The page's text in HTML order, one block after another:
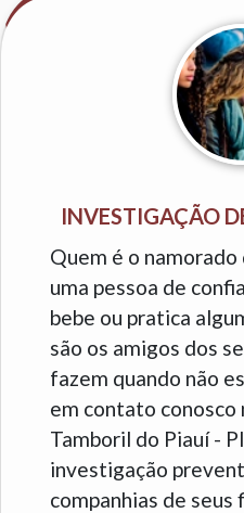
INVESTIGAÇÃO
Quem é o namorado
uma pessoa de
bebe ou pratica
são os amigos dos
fazem quando não
em contato conosco
Tamboril do Piauí -
investigação
companhias de seus